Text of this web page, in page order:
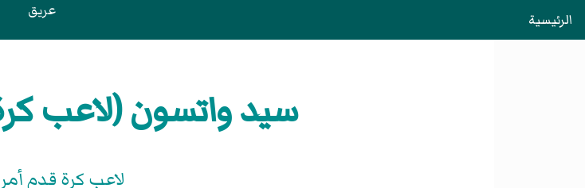
الرئيسية عريق
سيد واتسون (لاعب
لاعب كرة قدم